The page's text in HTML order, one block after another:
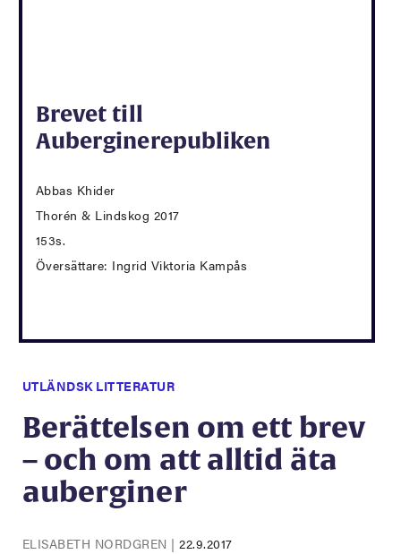
Brevet till
Auberginerepubliken
Abbas Khider
Thorén & Lindskog 2017
153s.
Översättare: Ingrid Viktoria Kampås
UTLÄNDSK LITTERATUR
Berättelsen om ett brev
– och om att alltid äta
auberginer
ELISABETH NORDGREN |22.9.2017